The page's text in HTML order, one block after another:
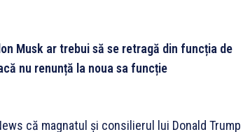
Musk ar trebui să se retragă din funcția de
nu renunță la noua sa funcție
că magnatul și consilierul lui Donald Trump